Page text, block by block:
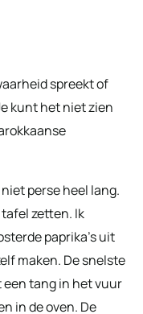
spreekt of
kunt het niet zien
perse heel lang.
zetten. Ik
paprika’s uit
maken. De snelste
een tang in het vuur
in de oven. De